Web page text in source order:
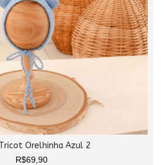
Orelhinha Azul 2
R$69,90